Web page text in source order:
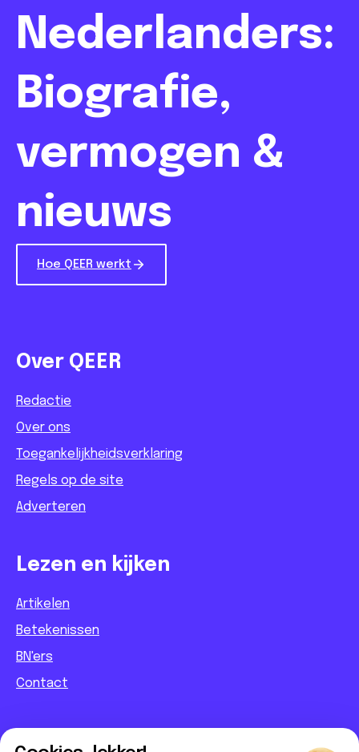
Nederlanders:
Biografie,
vermogen &
nieuws
Hoe QEER werkt
Over QEER
Redactie
Over ons
Toegankelijkheidsverklaring
Regels op de site
Adverteren
Lezen en kijken
Artikelen
Betekenissen
BN'ers
Contact
Informatief